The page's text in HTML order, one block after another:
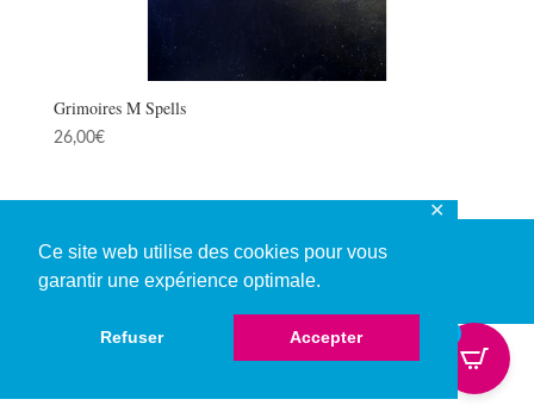
Ce site web utilise des cookies pour vous
garantir une expérience optimale.
Refuser Accepter
✕
Grimoires M Spells
26,00€
© Copyright 2026